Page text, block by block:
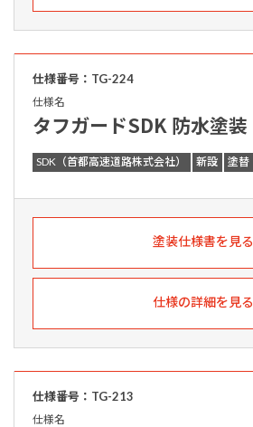
仕様番号：TG-224
仕様名
タフガードSDK 防水塗装
SDK（首都高速道路株式会社） 新設 塗替
塗装仕様書を見る
仕様の詳細を見る
仕様番号：TG-213
仕様名